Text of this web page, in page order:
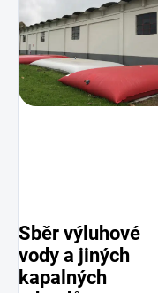
Sběr výluhové
vody a jiných
kapalných